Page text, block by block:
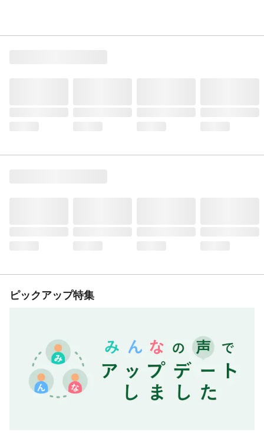
ピックアップ特集